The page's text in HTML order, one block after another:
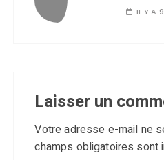
IL Y A
Laisser un
Votre adresse e-mail ne
champs obligatoires sont